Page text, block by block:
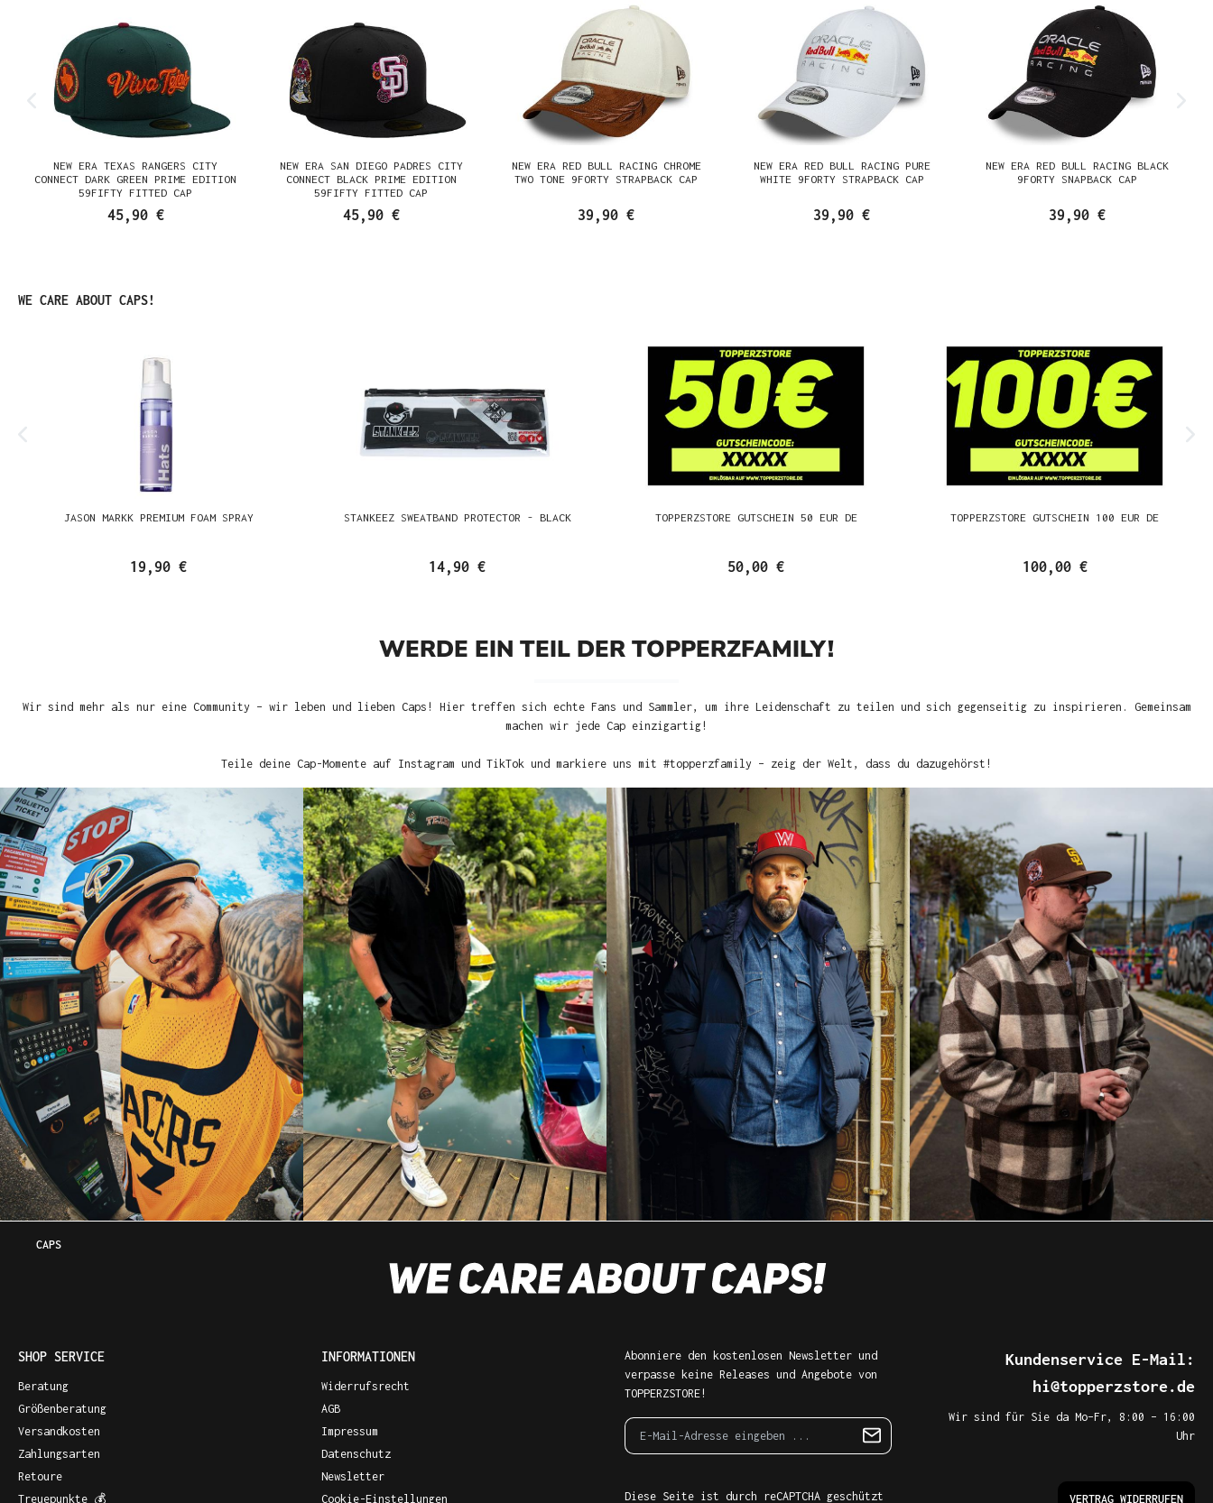
NEW ERA TEXAS RANGERS CITY
CONNECT DARK GREEN PRIME EDITION
59FIFTY FITTED CAP
45,90 €
NEW ERA SAN DIEGO PADRES CITY
CONNECT BLACK PRIME EDITION
59FIFTY FITTED CAP
45,90 €
NEW ERA RED BULL RACING CHROME
TWO TONE 9FORTY STRAPBACK CAP
39,90 €
NEW ERA RED BULL RACING PURE
WHITE 9FORTY STRAPBACK CAP
39,90 €
NEW ERA RED BULL RACING BLACK
9FORTY SNAPBACK CAP
39,90 €
Produktgalerie überspringen
WE CARE ABOUT CAPS!
JASON MARKK PREMIUM FOAM SPRAY
19,90 €
STANKEEZ SWEATBAND PROTECTOR - BLACK
14,90 €
TOPPERZSTORE GUTSCHEIN 50 EUR DE
50,00 €
TOPPERZSTORE GUTSCHEIN 100 EUR DE
100,00 €
WERDE EIN TEIL DER TOPPERZFAMILY!
Wir sind mehr als nur eine Community – wir leben und lieben Caps! Hier treffen sich echte Fans und Sammler, um ihre Leidenschaft zu teilen und sich gegenseitig zu inspirieren. Gemeinsam
machen wir jede Cap einzigartig!
Teile deine Cap-Momente auf Instagram und TikTok und markiere uns mit #topperzfamily – zeig der Welt, dass du dazugehörst!
CAPS
SHOP SERVICE
Beratung
Größenberatung
Versandkosten
Zahlungsarten
Retoure
Treuepunkte 💰
INFORMATIONEN
Widerrufsrecht
AGB
Impressum
Datenschutz
Newsletter
Cookie-Einstellungen
Abonniere den kostenlosen Newsletter und
verpasse keine Releases und Angebote von
TOPPERZSTORE!
Diese Seite ist durch reCAPTCHA geschützt
Kundenservice E-Mail:
hi@topperzstore.de
Wir sind für Sie da Mo–Fr, 8:00 – 16:00
Uhr
VERTRAG WIDERRUFEN